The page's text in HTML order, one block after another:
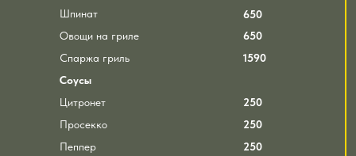
Шпинат
Овощи на гриле
Спаржа гриль
Соусы
Цитронет
Просекко
Пеппер
650
650
1590
250
250
250